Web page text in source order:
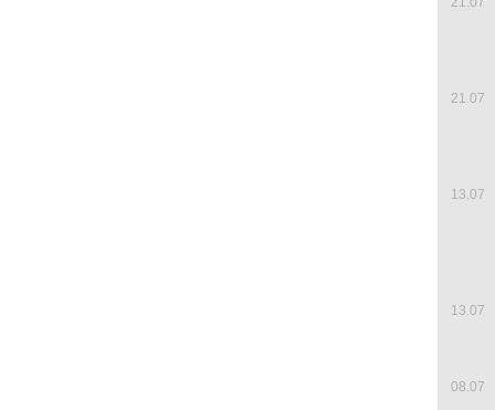
21.07
13.07
13.07
08.07